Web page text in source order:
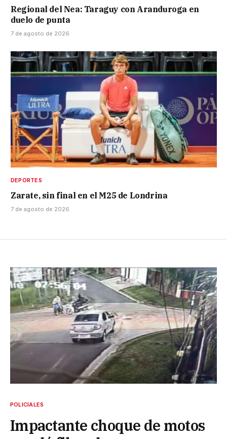
Regional del Nea: Taraguy con Aranduroga en
duelo de punta
7 de agosto de 2026
DEPORTES
Zarate, sin final en el M25 de Londrina
7 de agosto de 2026
POLICIALES
Impactante choque de motos